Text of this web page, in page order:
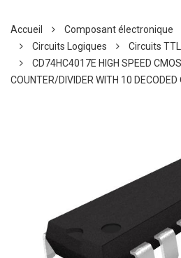
Accueil Composant électronique
Circuits Logiques
Circuits TTL
CD74HC4017E HIGH SPEED
COUNTER/DIVIDER WITH 10